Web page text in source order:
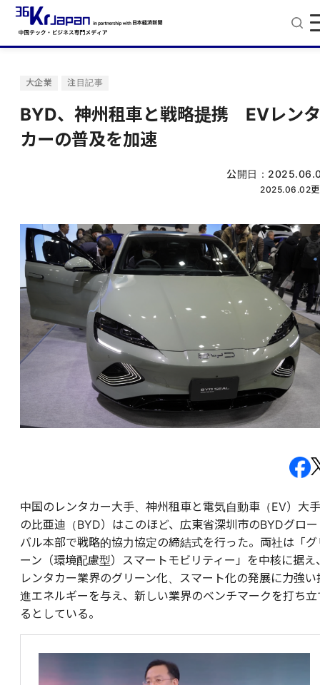
大企業 注目記事
BYD、神州租車と戦略提携 EVレンタ
カーの普及を加速
公開日：
2025.06.02
中国のレンタカー大手、神州租車と電気自動車（EV）大手
の比亜迪（BYD）はこのほど、広東省深圳市のBYDグロー
バル本部で戦略的協力協定の締結式を行った。両社は「グ
ーン（環境配慮型）スマートモビリティー」を中核に据え
レンタカー業界のグリーン化、スマート化の発展に力強い
進エネルギーを与え、新しい業界のベンチマークを打ち立
るとしている。